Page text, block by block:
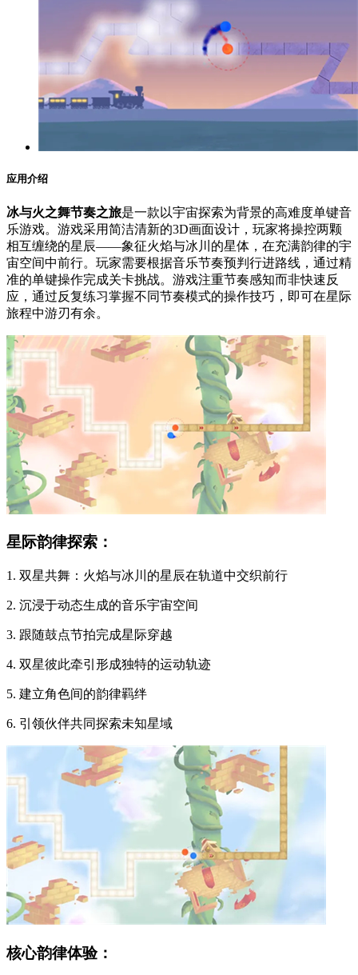
应用介绍
冰与火之舞节奏之旅是一款以宇宙探索为背景的高难度单键音
乐游戏。游戏采用简洁清新的3D画面设计，玩家将操控两颗
相互缠绕的星辰——象征火焰与冰川的星体，在充满韵律的宇
宙空间中前行。玩家需要根据音乐节奏预判行进路线，通过精
准的单键操作完成关卡挑战。游戏注重节奏感知而非快速反
应，通过反复练习掌握不同节奏模式的操作技巧，即可在星际
旅程中游刃有余。
星际韵律探索：
1. 双星共舞：火焰与冰川的星辰在轨道中交织前行
2. 沉浸于动态生成的音乐宇宙空间
3. 跟随鼓点节拍完成星际穿越
4. 双星彼此牵引形成独特的运动轨迹
5. 建立角色间的韵律羁绊
6. 引领伙伴共同探索未知星域
核心韵律体验：